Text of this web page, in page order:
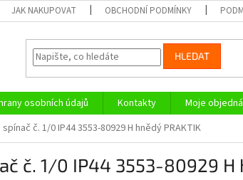
JAK NAKUPOVAT OBCHODNÍ PODMÍNKY
HLEDAT
osobních údajů Kontakty Moje
spínač č. 1/0 IP44 3553-80929 H hnědý PRAKTIK
č. 1/0 IP44 3553-80929 H